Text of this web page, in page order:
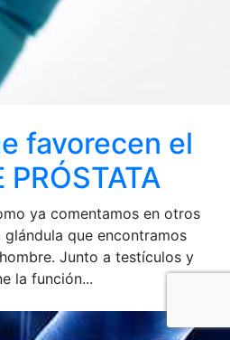
favorecen el
PRÓSTATA
ya comentamos en otros
que encontramos
Junto a testículos y
la función...